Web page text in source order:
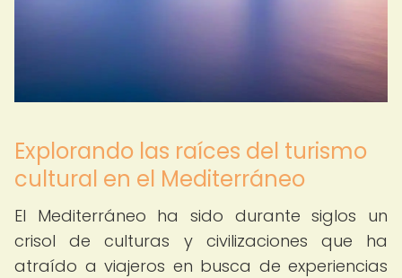
Explorando las raíces del turismo
cultural en el Mediterráneo
El Mediterráneo ha sido durante siglos un
crisol de culturas y civilizaciones que ha
atraído a viajeros en busca de experiencias